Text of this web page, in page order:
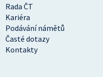
Rada ČT
Kariéra
Podávání námětů
Časté dotazy
Kontakty